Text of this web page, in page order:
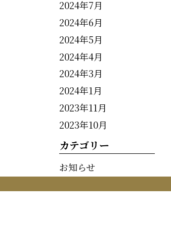
2024年7月
2024年6月
2024年5月
2024年4月
2024年3月
2024年1月
2023年11月
2023年10月
カテゴリー
お知らせ